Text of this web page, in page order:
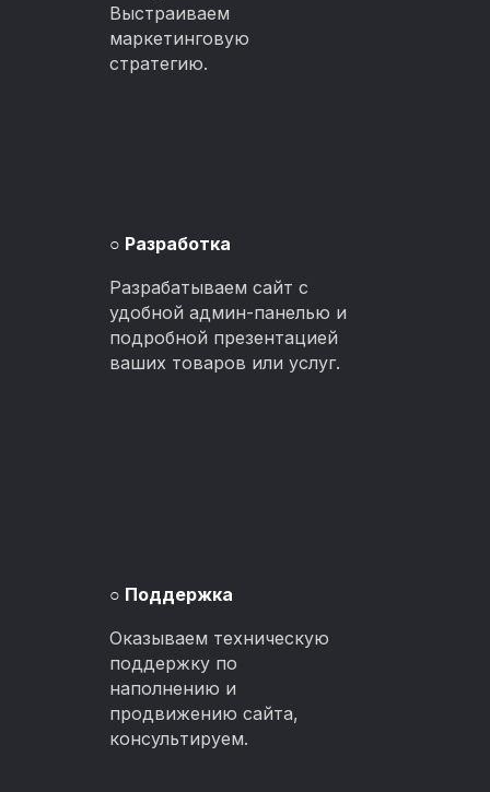
Выстраиваем
маркетинговую
стратегию.
Разрабатываем сайт с
удобной админ-панелью и
подробной презентацией
ваших товаров или услуг.
○ Разработка
Оказываем техническую
поддержку по
наполнению и
продвижению сайта,
консультируем.
○ Поддержка